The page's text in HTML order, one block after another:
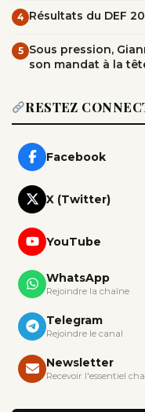
4 Résultats du DEF
5 Sous pression,
son mandat à la
RESTEZ
Facebook
X (Twitter)
YouTube
WhatsApp
Rejoindre la chaîne
Telegram
Rejoindre le canal
Newsletter
Recevoir l'essentiel